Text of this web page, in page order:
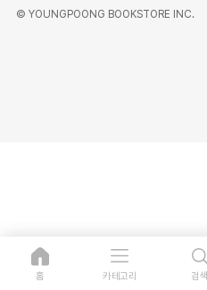
© YOUNGPOONG BOOKSTORE INC.
홈 카테고리 검색